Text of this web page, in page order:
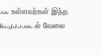
உள்ளவர்கள் இந்த
ல் வேலை